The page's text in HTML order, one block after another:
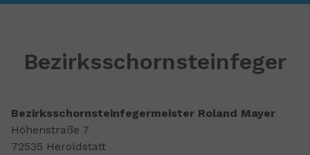
Bezirksschornsteinfeger
Bezirksschornsteinfegermeister Roland Mayer
Höhenstraße 7
72535 Heroldstatt